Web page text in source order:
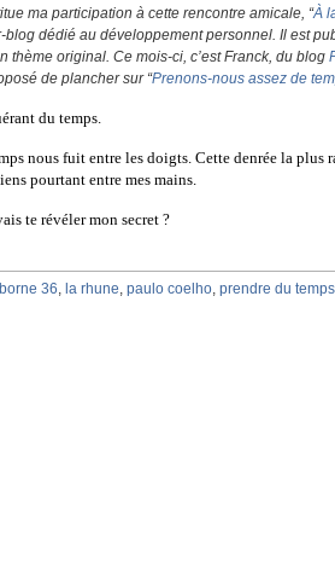
ma participation à cette rencontre amicale, “À
blog dédié au développement personnel. Il est
thème original. Ce mois-ci, c’est Franck, du blog
de plancher sur “Prenons-nous assez de
du temps.
nous fuit entre les doigts. Cette denrée la
pourtant entre mes mains.
te révéler mon secret ?
borne 36, la rhune, paulo coelho, prendre du temps